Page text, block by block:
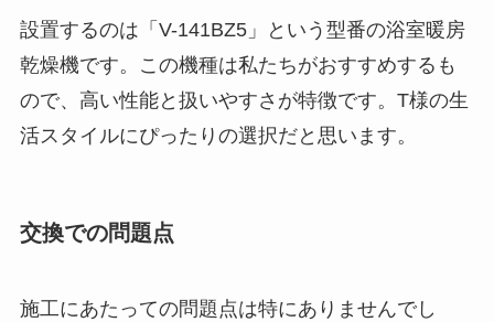
設置するのは「V-141BZ5」という型番の浴室暖房
乾燥機です。この機種は私たちがおすすめするも
ので、高い性能と扱いやすさが特徴です。T様の生
活スタイルにぴったりの選択だと思います。
交換での問題点
施工にあたっての問題点は特にありませんでし